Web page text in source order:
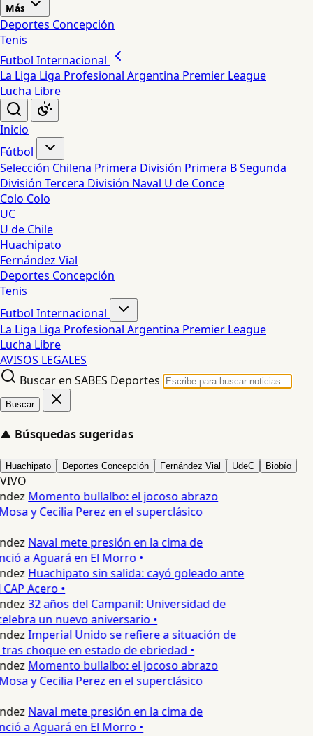
Más
Deportes Concepción
Tenis
Futbol Internacional
La Liga Liga Profesional Argentina Premier League
Lucha Libre
Inicio
Fútbol
Selección Chilena Primera División Primera BSegunda
División Tercera División Naval U de Conce
Colo Colo
UC
U de Chile
Huachipato
Fernández Vial
Deportes Concepción
Tenis
Futbol Internacional
La Liga Liga Profesional Argentina Premier League
Lucha Libre
AVISOS LEGALES
Buscar en SABES Deportes
Buscar
▲ Búsquedas sugeridas
Huachipato Deportes Concepción Fernández Vial UdeC Biobío
VIVO
Momento bullalbo: el jocoso abrazo
y Cecilia Perez en el superclásico
Naval mete presión en la cima de
a Aguará en El Morro •
Huachipato sin salida: cayó goleado ante
Acero •
32 años del Campanil: Universidad de
un nuevo aniversario •
Imperial Unido se refiere a situación de
choque en estado de ebriedad •
Momento bullalbo: el jocoso abrazo
y Cecilia Perez en el superclásico
Naval mete presión en la cima de
a Aguará en El Morro •